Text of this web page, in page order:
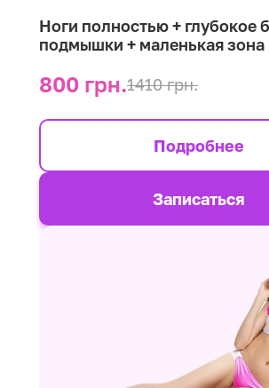
Ноги полностью + глубокое
подмышки + маленькая зона
800 грн.1410 грн.
Подробнее
Записаться